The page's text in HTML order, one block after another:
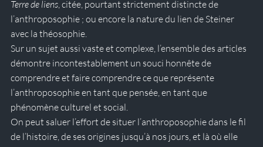
Terre de liens , citée, pourtant strictement distincte de
l’anthroposophie ; ou encore la nature du lien de Steiner
avec la théosophie.
Sur un sujet aussi vaste et complexe, l’ensemble des articles
démontre incontestablement un souci honnête de
comprendre et faire comprendre ce que représente
l’anthroposophie en tant que pensée, en tant que
phénomène culturel et social.
On peut saluer l’effort de situer l’anthroposophie dans le fil
de l’histoire, de ses origines jusqu’à nos jours, et là où elle